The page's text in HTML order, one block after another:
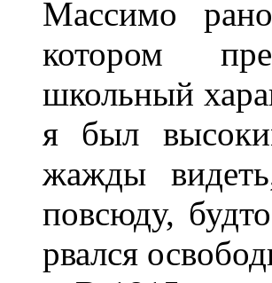
Массимо
котором
школьный
я был
жажды
повсюду,
рвался